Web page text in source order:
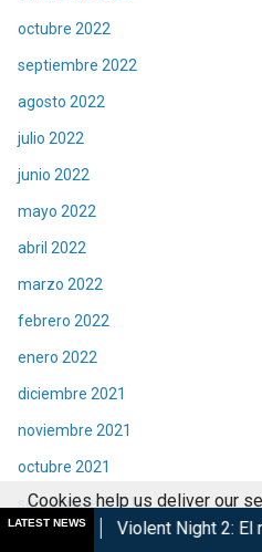
octubre 2022
septiembre 2022
agosto 2022
julio 2022
junio 2022
mayo 2022
abril 2022
marzo 2022
febrero 2022
enero 2022
diciembre 2021
noviembre 2021
octubre 2021
septiembre 2021
agosto 2021
LATEST NEWS
Night 2: El regreso de Santa
Cookies help us deliver our
services, you agree to our